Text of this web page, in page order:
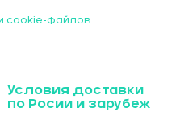
cookie-файлов
Условия доставки
по Росии и зарубеж